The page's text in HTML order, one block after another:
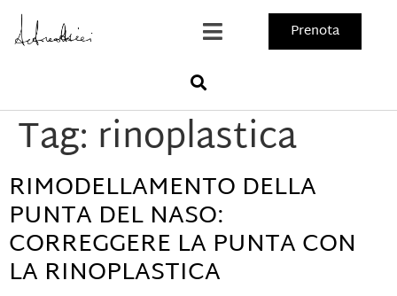
Prenota
Tag: rinoplastica
RIMODELLAMENTO DELLA
PUNTA DEL NASO:
CORREGGERE LA PUNTA CON
LA RINOPLASTICA